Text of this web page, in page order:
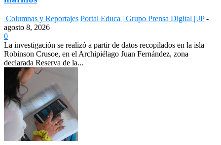
Columnas y Reportajes Portal Educa | Grupo Prensa Digital | JP -
agosto 8, 2026
0
La investigación se realizó a partir de datos recopilados en la isla
Robinson Crusoe, en el Archipiélago Juan Fernández, zona
declarada Reserva de la...